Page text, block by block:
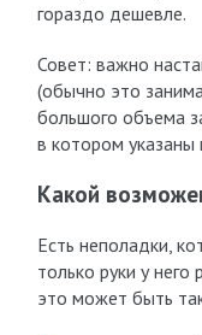
гораздо дешевле.
Совет: важно
(обычно это
большого объема
в котором
Какой
Есть неполадки,
только руки у
это может быть